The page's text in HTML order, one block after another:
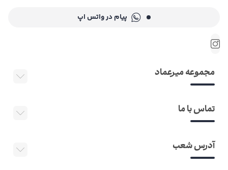
پیام در واتس اپ
مجموعه میرعماد
تماس با ما
آدرس شعب